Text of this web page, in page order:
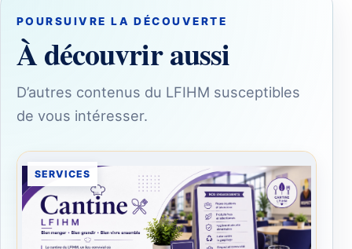
POURSUIVRE LA DÉCOUVERTE
À découvrir aussi
D’autres contenus du LFIHM susceptibles
de vous intéresser.
SERVICES